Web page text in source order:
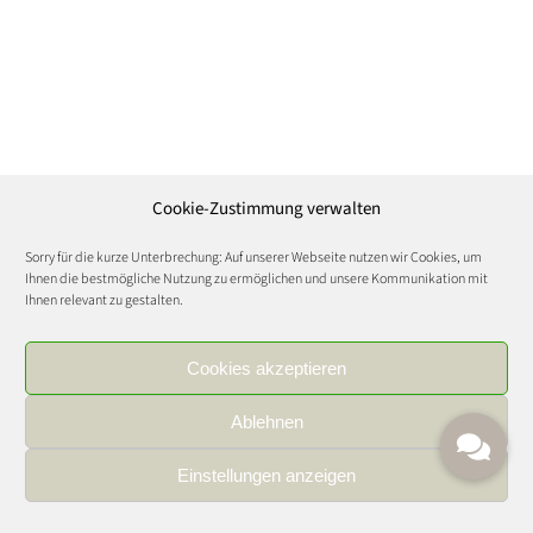
Cookie-Zustimmung verwalten
Sorry für die kurze Unterbrechung: Auf unserer Webseite nutzen wir Cookies, um
Ihnen die bestmögliche Nutzung zu ermöglichen und unsere Kommunikation mit
Ihnen relevant zu gestalten.
Cookies akzeptieren
Ablehnen
Einstellungen anzeigen
IMPRESSUM|DATENSCHUTZ|KARRIERE
FOOD AND WINE CULTURE © Copyright 2021 | All Rights Reserved